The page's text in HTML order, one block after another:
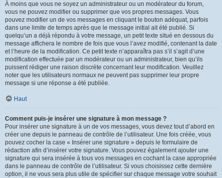
À moins que vous ne soyez un administrateur ou un modérateur du forum,
vous ne pouvez modifier ou supprimer que vos propres messages. Vous
pouvez modifier un de vos messages en cliquant le bouton adéquat, parfois
dans une limite de temps après que le message initial ait été publié. Si
quelqu’un a déjà répondu à votre message, un petit texte situé en dessous du
message affichera le nombre de fois que vous l’avez modifié, contenant la date
et l’heure de la modification. Ce petit texte n’apparaîtra pas s’il s’agit d’une
modification effectuée par un modérateur ou un administrateur, bien qu’ils
puissent rédiger une raison discrète concernant leur modification. Veuillez
noter que les utilisateurs normaux ne peuvent pas supprimer leur propre
message si une réponse a été publiée.
Haut
Comment puis-je insérer une signature à mon message ?
Pour insérer une signature à un de vos messages, vous devez tout d’abord en
créer une depuis le panneau de contrôle de l’utilisateur. Une fois créée, vous
pouvez cocher la case « Insérer une signature » depuis le formulaire de
rédaction afin d’insérer votre signature. Vous pouvez également ajouter une
signature qui sera insérée à tous vos messages en cochant la case appropriée
dans le panneau de contrôle de l’utilisateur. Si vous choisissez cette dernière
option, il ne vous sera plus utile de spécifier sur chaque message votre souhait